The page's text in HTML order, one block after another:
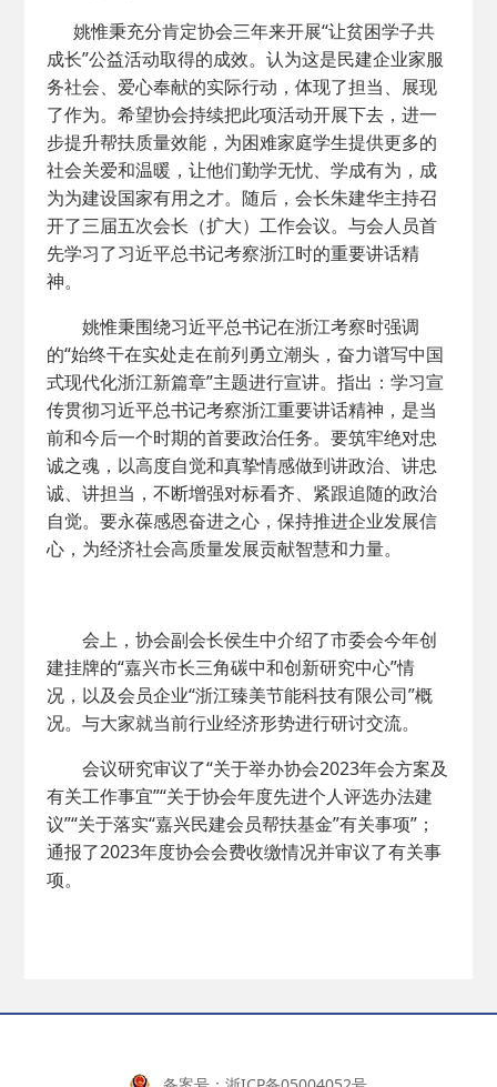
姚惟秉充分肯定协会三年来开展“让贫困学子共
成长”公益活动取得的成效。认为这是民建企业家服
务社会、爱心奉献的实际行动，体现了担当、展现
了作为。希望协会持续把此项活动开展下去，进一
步提升帮扶质量效能，为困难家庭学生提供更多的
社会关爱和温暖，让他们勤学无忧、学成有为，成
为为建设国家有用之才。随后，会长朱建华主持召
开了三届五次会长（扩大）工作会议。与会人员首
先学习了习近平总书记考察浙江时的重要讲话精
神。
姚惟秉围绕习近平总书记在浙江考察时强调
的“始终干在实处走在前列勇立潮头，奋力谱写中国
式现代化浙江新篇章”主题进行宣讲。指出：学习宣
传贯彻习近平总书记考察浙江重要讲话精神，是当
前和今后一个时期的首要政治任务。要筑牢绝对忠
诚之魂，以高度自觉和真挚情感做到讲政治、讲忠
诚、讲担当，不断增强对标看齐、紧跟追随的政治
自觉。要永葆感恩奋进之心，保持推进企业发展信
心，为经济社会高质量发展贡献智慧和力量。
会上，协会副会长侯生中介绍了市委会今年创
建挂牌的“嘉兴市长三角碳中和创新研究中心”情
况，以及会员企业“浙江臻美节能科技有限公司”概
况。与大家就当前行业经济形势进行研讨交流。
会议研究审议了“关于举办协会2023年会方案及
有关工作事宜”“关于协会年度先进个人评选办法建
议”“关于落实“嘉兴民建会员帮扶基金”有关事项”；
通报了2023年度协会会费收缴情况并审议了有关事
项。